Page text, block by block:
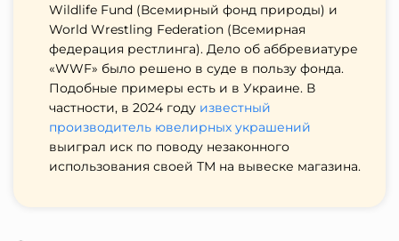
Wildlife Fund (Всемирный фонд природы) и
World Wrestling Federation (Всемирная
федерация рестлинга). Дело об аббревиатуре
«WWF» было решено в суде в пользу фонда.
Подобные примеры есть и в Украине. В
частности, в 2024 году известный
производитель ювелирных украшений
выиграл иск по поводу незаконного
использования своей ТМ на вывеске магазина.